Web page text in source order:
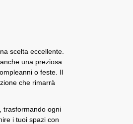
scelta eccellente.
una preziosa
o feste. Il
che rimarrà
trasformando ogni
i tuoi spazi con